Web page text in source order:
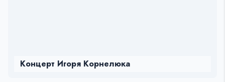
Концерт Игоря Корнелюка